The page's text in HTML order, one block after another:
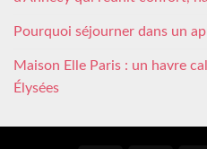
Pourquoi séjourner dans un
Maison Elle Paris : un havre
Élysées